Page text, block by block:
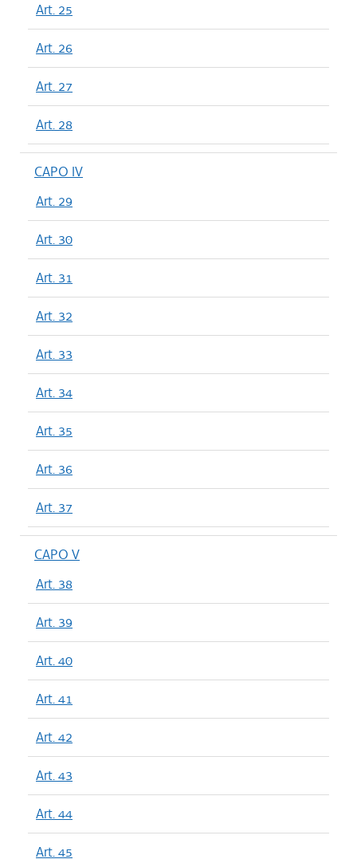
Art. 25
Art. 26
Art. 27
Art. 28
CAPO IV
Art. 29
Art. 30
Art. 31
Art. 32
Art. 33
Art. 34
Art. 35
Art. 36
Art. 37
CAPO V
Art. 38
Art. 39
Art. 40
Art. 41
Art. 42
Art. 43
Art. 44
Art. 45